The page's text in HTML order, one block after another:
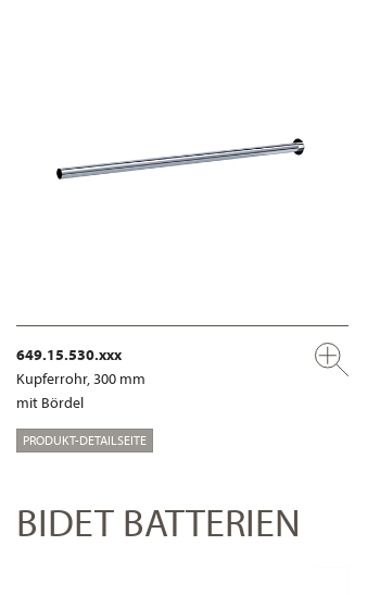
649.15.530.xxx
Kupferrohr, 300 mm
mit Bördel
PRODUKT-DETAILSEITE
BIDET BATTERIEN